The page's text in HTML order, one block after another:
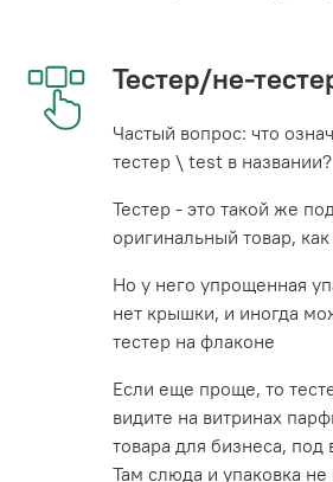
Тестер/не-
Частый вопрос: что
тестер \ test в названии?
Тестер - это такой же
оригинальный товар,
Но у него упрощенная
нет крышки, и иногда
тестер на флаконе
Если еще проще, то
видите на витринах
товара для бизнеса, под
Там слюда и упаковка